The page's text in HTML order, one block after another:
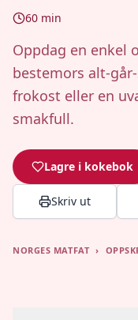
60 min
Oppdag en enkel
bestemors alt-
frokost eller en
smakfull.
Lagre i kokebok
Skriv ut
NORGES MATFAT ›